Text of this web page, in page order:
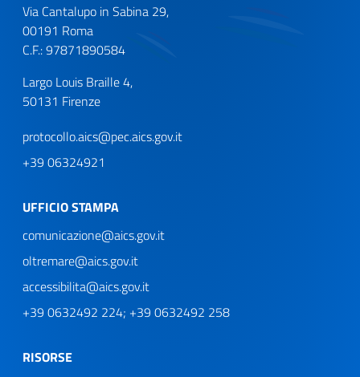
Via Cantalupo in Sabina 29,
00191 Roma
C.F.: 97871890584
Largo Louis Braille 4,
50131 Firenze
protocollo.aics@pec.aics.gov.it
+39 06324921
UFFICIO STAMPA
comunicazione@aics.gov.it
oltremare@aics.gov.it
accessibilita@aics.gov.it
+39 0632492 224; +39 0632492 258
RISORSE